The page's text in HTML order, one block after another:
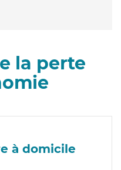
la perte
à domicile